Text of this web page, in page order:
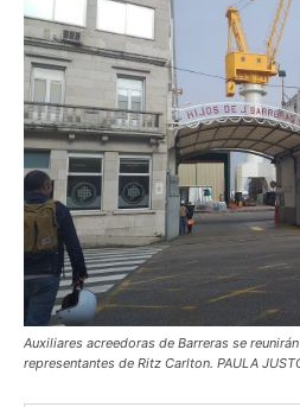
Auxiliares acreedoras de Barreras se
representantes de Ritz Carlton. PAULA